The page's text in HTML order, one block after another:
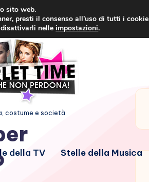
costume e società
della TV Stelle della Musica
sito web.
presti il consenso all’uso di tutti i cookie
disattivarli nelleimpostazioni.